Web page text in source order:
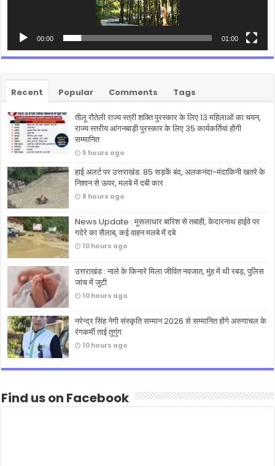
00:00 01:00
Recent Popular Comments Tags
तीलू रौतेली राज्य स्त्री शक्ति पुरस्कार के लिए 13 महिलाओं का चयन,
राज्य स्तरीय आंगनबाड़ी पुरस्कार के लिए 35 कार्यकर्तियां होंगी
सम्मानित
5 hours ago
हाई अलर्ट पर उत्तराखंड: 85 सड़कें बंद, अलकनंदा-मंदाकिनी खतरे के
निशान से ऊपर, मलबे में दबी कार
8 hours ago
News Update : मूसलाधार बारिश से तबाही, केदारनाथ हाईवे पर
गदेरे का सैलाब, कई वाहन मलबे में दबे
10 hours ago
उत्तराखंड : नाले के किनारे मिला जीवित नवजात, मुंह में थी रबड़, पुलिस
जांच में जुटी
10 hours ago
नरेन्द्र सिंह नेगी संस्कृति सम्मान 2026 से सम्मानित होंगे अरुणाचल के
रंगकर्मी ताई तुगुंग
10 hours ago
Find us on Facebook